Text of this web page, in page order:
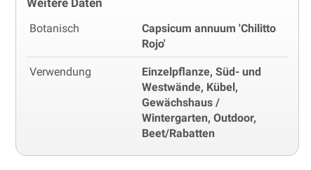
Botanisch
Capsicum annuum 'Chilitto
Rojo'
Verwendung
Einzelpflanze, Süd- und
Westwände, Kübel,
Gewächshaus /
Wintergarten, Outdoor,
Beet/Rabatten